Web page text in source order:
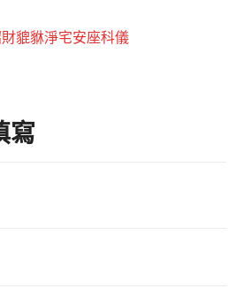
貔貅淨宅安座科儀
寫